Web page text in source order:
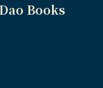
Books